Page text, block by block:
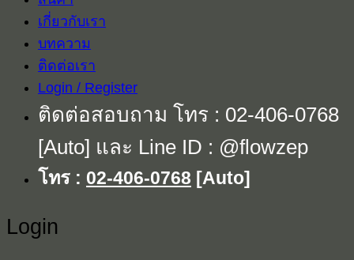
เกี่ยวกับเรา
บทความ
ติดต่อเรา
Login / Register
ติดต่อสอบถาม โทร : 02-406-0768
[Auto] และ Line ID : @flowzep
โทร : 02-406-0768 [Auto]
Login